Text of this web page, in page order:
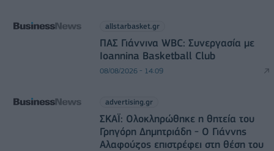
allstarbasket.gr
ΠΑΣ Γιάννινα WBC: Συνεργασία με
Ioannina Basketball Club
08/08/2026 - 14:09
advertising.gr
ΣΚΑΪ: Ολοκληρώθηκε η θητεία του
Γρηγόρη Δημητριάδη - Ο Γιάννης
Αλαφούζος επιστρέφει στη θέση του